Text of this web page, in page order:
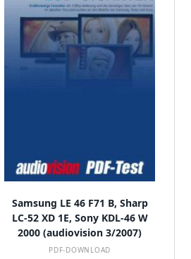
Samsung LE 46 F71 B, Sharp
LC-52 XD 1E, Sony KDL-46 W
2000 (audiovision 3/2007)
PDF-DOWNLOAD